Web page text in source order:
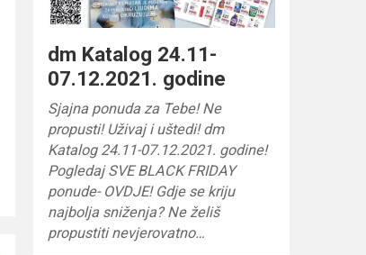
dm Katalog 24.11-
07.12.2021. godine
Sjajna ponuda za Tebe! Ne
propusti! Uživaj i uštedi! dm
Katalog 24.11-07.12.2021. godine!
Pogledaj SVE BLACK FRIDAY
ponude- OVDJE! Gdje se kriju
najbolja sniženja? Ne želiš
propustiti nevjerovatno…